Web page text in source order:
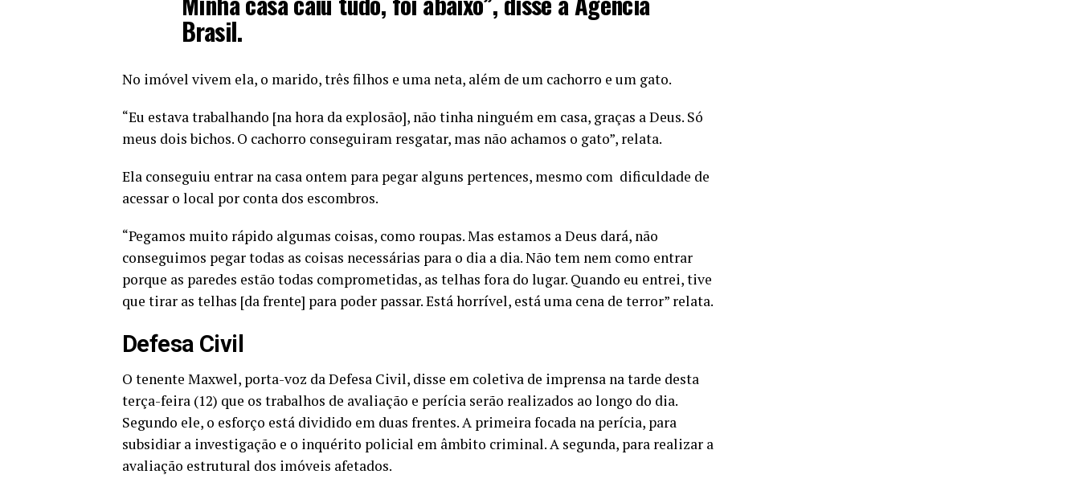
Brasil.
No imóvel vivem ela, o marido, três filhos e uma neta, além de um cachorro e um gato.
“Eu estava trabalhando [na hora da explosão], não tinha ninguém em casa, graças a Deus. Só
meus dois bichos. O cachorro conseguiram resgatar, mas não achamos o gato”, relata.
Ela conseguiu entrar na casa ontem para pegar alguns pertences, mesmo com dificuldade de
acessar o local por conta dos escombros.
“Pegamos muito rápido algumas coisas, como roupas. Mas estamos a Deus dará, não
conseguimos pegar todas as coisas necessárias para o dia a dia. Não tem nem como entrar
porque as paredes estão todas comprometidas, as telhas fora do lugar. Quando eu entrei, tive
que tirar as telhas [da frente] para poder passar. Está horrível, está uma cena de terror” relata.
Defesa Civil
O tenente Maxwel, porta-voz da Defesa Civil, disse em coletiva de imprensa na tarde desta
terça-feira (12) que os trabalhos de avaliação e perícia serão realizados ao longo do dia.
Segundo ele, o esforço está dividido em duas frentes. A primeira focada na perícia, para
subsidiar a investigação e o inquérito policial em âmbito criminal. A segunda, para realizar a
avaliação estrutural dos imóveis afetados.